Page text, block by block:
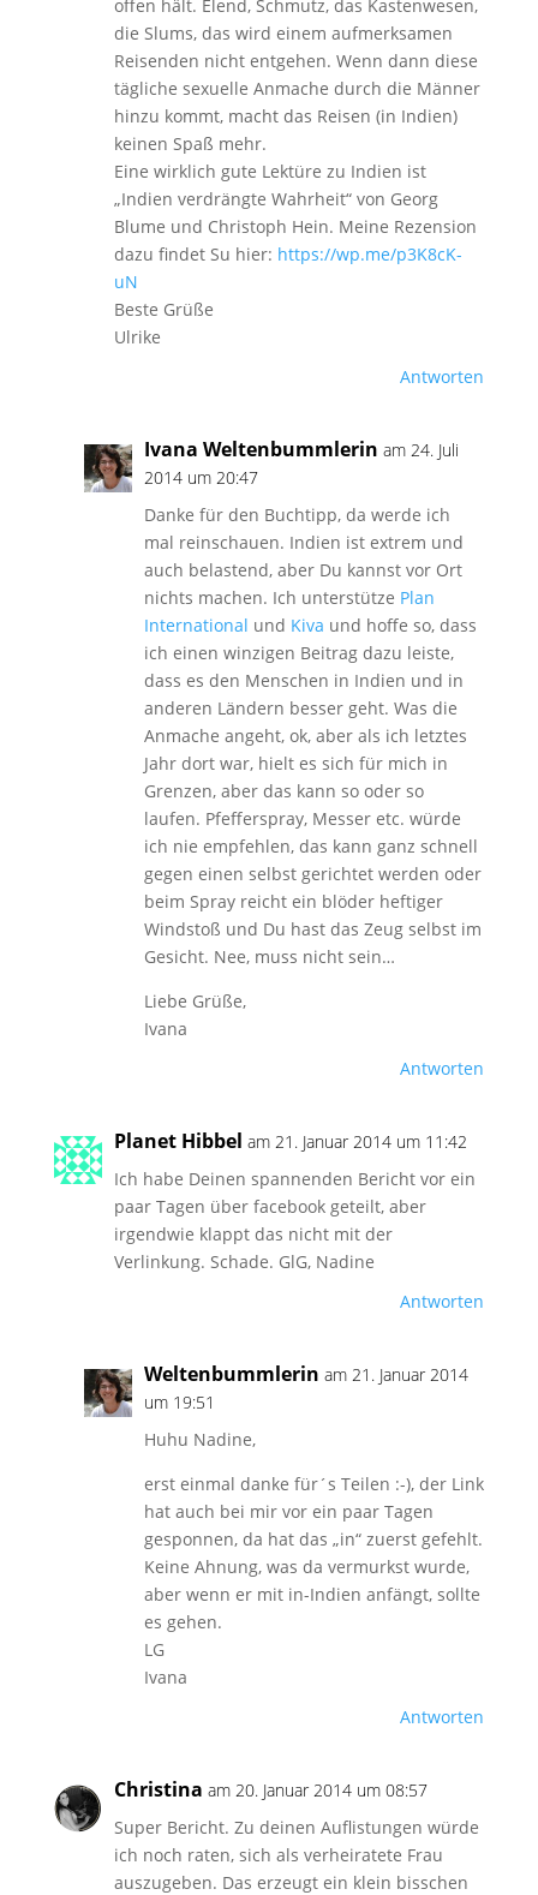
offen hält. Elend, Schmutz, das Kastenwesen,
die Slums, das wird einem aufmerksamen
Reisenden nicht entgehen. Wenn dann diese
tägliche sexuelle Anmache durch die Männer
hinzu kommt, macht das Reisen (in Indien)
keinen Spaß mehr.
Eine wirklich gute Lektüre zu Indien ist
„Indien verdrängte Wahrheit“ von Georg
Blume und Christoph Hein. Meine Rezension
dazu findet Su hier: https://wp.me/p3K8cK-
uN
Beste Grüße
Ulrike
Antworten
Ivana Weltenbummlerin am 24. Juli
2014 um 20:47
Danke für den Buchtipp, da werde ich
mal reinschauen. Indien ist extrem und
auch belastend, aber Du kannst vor Ort
nichts machen. Ich unterstütze Plan
International und Kiva und hoffe so, dass
ich einen winzigen Beitrag dazu leiste,
dass es den Menschen in Indien und in
anderen Ländern besser geht. Was die
Anmache angeht, ok, aber als ich letztes
Jahr dort war, hielt es sich für mich in
Grenzen, aber das kann so oder so
laufen. Pfefferspray, Messer etc. würde
ich nie empfehlen, das kann ganz schnell
gegen einen selbst gerichtet werden oder
beim Spray reicht ein blöder heftiger
Windstoß und Du hast das Zeug selbst im
Gesicht. Nee, muss nicht sein…
Liebe Grüße,
Ivana
Antworten
Planet Hibbel am 21. Januar 2014 um 11:42
Ich habe Deinen spannenden Bericht vor ein
paar Tagen über facebook geteilt, aber
irgendwie klappt das nicht mit der
Verlinkung. Schade. GlG, Nadine
Antworten
Weltenbummlerin am 21. Januar 2014
um 19:51
Huhu Nadine,
erst einmal danke für´s Teilen :-), der Link
hat auch bei mir vor ein paar Tagen
gesponnen, da hat das „in“ zuerst gefehlt.
Keine Ahnung, was da vermurkst wurde,
aber wenn er mit in-Indien anfängt, sollte
es gehen.
LG
Ivana
Antworten
Christina am 20. Januar 2014 um 08:57
Super Bericht. Zu deinen Auflistungen würde
ich noch raten, sich als verheiratete Frau
auszugeben. Das erzeugt ein klein bisschen